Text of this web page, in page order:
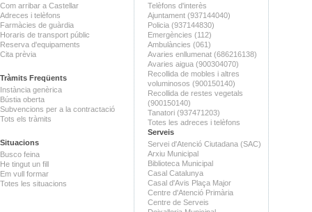
Com arribar a Castellar
Adreces i telèfons
Farmàcies de guàrdia
Horaris de transport públic
Reserva d'equipaments
Cita prèvia
Tràmits Freqüents
Instància genèrica
Bústia oberta
Subvencions per a la contractació
Tots els tràmits
Situacions
Busco feina
He tingut un fill
Em vull formar
Totes les situacions
Telèfons d'interès
Ajuntament (937144040)
Policia (937144830)
Emergències (112)
Ambulàncies (061)
Avaries enllumenat (686216138)
Avaries aigua (900304070)
Recollida de mobles i altres
voluminosos (900150140)
Recollida de restes vegetals
(900150140)
Tanatori (937471203)
Totes les adreces i telèfons
Serveis
Servei d'Atenció Ciutadana (SAC)
Arxiu Municipal
Biblioteca Municipal
Casal Catalunya
Casal d'Avis Plaça Major
Centre d'Atenció Primària
Centre de Serveis